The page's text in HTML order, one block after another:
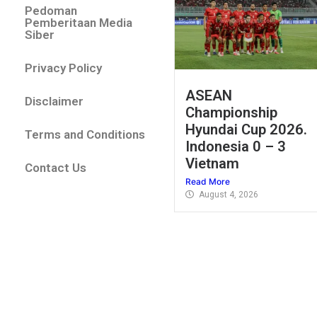
Pedoman
Pemberitaan Media
Siber
Privacy Policy
Disclaimer
Terms and Conditions
Contact Us
ASEAN
Championship
Hyundai Cup 2026.
Indonesia 0 – 3
Vietnam
Read More
August 4, 2026